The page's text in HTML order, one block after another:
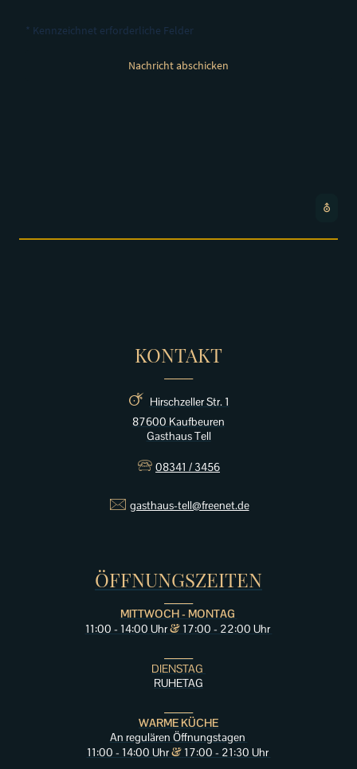
* Kennzeichnet erforderliche Felder
Nachricht abschicken
⛢
KONTAKT
🜚 Hirschzeller Str. 1
87600 Kaufbeuren
Gasthaus Tell
🕾 08341 / 3456
🖂 gasthaus-tell@freenet.de
ÖFFNUNGSZEITEN
MITTWOCH - MONTAG
11:00 - 14:00 Uhr& 17:00 - 22:00 Uhr
DIENSTAG
RUHETAG
WARME KÜCHE
An regulären Öffnungstagen
11:00 - 14:00 Uhr& 17:00 - 21:30 Uhr